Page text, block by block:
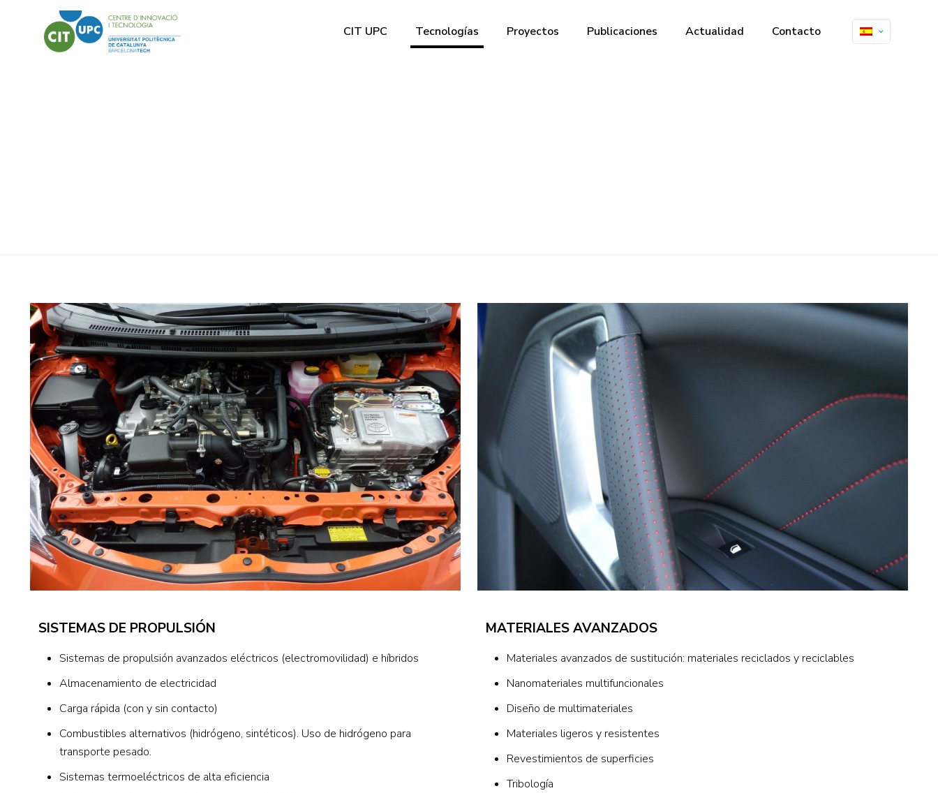
CIT UPC Tecnologías Proyectos Publicaciones Actualidad Contacto
SISTEMAS DE PROPULSIÓN
Sistemas de propulsión avanzados eléctricos (electromovilidad) e híbridos
Almacenamiento de electricidad
Carga rápida (con y sin contacto)
Combustibles alternativos (hidrógeno, sintéticos). Uso de hidrógeno para
transporte pesado.
Sistemas termoeléctricos de alta eficiencia
MATERIALES AVANZADOS
Materiales avanzados de sustitución: materiales reciclados y reciclables
Nanomateriales multifuncionales
Diseño de multimateriales
Materiales ligeros y resistentes
Revestimientos de superficies
Tribología